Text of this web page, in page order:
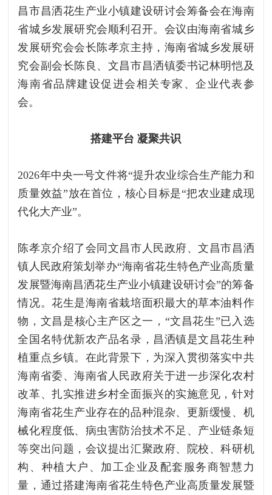
昌市昌洒花生产业小镇建设研讨会筹备会在海南
省城乡发展研究会顺利召开。会议由海南省城乡
发展研究会会长陈孝京主持，海南省城乡发展研
究会副会长陈良、文昌市昌洒镇委书记林明恺及
海南省品牌建设促进会相关专家、企业代表参
会。
搭建平台 凝聚共识
2026年中央一号文件将“提升农业综合生产能力和
质量效益”放在首位，核心目标是“把农业建成现
代化大产业”。
陈孝京介绍了会同文昌市人民政府、文昌市昌洒
镇人民政府策划举办“海南省花生特色产业高质量
发展暨海南昌洒花生产业小镇建设研讨会”的筹备
情况。花生是海南省栽培面积最大的草本油料作
物，文昌是核心主产区之一，“文昌花生”已入选
全国名特优新农产品名录，昌洒镇是文昌花生种
植重点乡镇。在此背景下，为深入贯彻落实中共
海南省委、海南省人民政府关于进一步深化农村
改革、扎实推进乡村全面振兴的实施意见，针对
海南省花生产业存在的品种混杂、更新缓慢、机
械化程度低、病虫害防治技术不足、产业链条短
等突出问题，会议提出汇聚政府、院校、科研机
构、种植大户、加工企业及配套服务商智慧力
量，通过搭建海南省花生特色产业高质量发展暨